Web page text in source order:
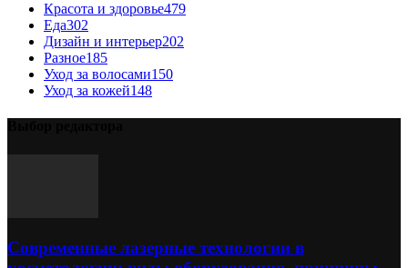
Красота и здоровье479
Еда302
Дизайн и интерьер202
Разное185
Уход за волосами150
Уход за кожей148
Современные лазерные технологии в